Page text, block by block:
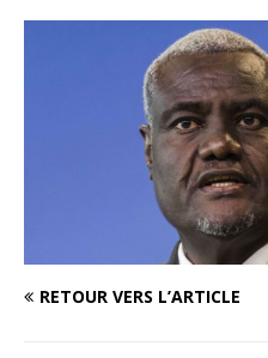
RETOUR VERS L’ARTICLE